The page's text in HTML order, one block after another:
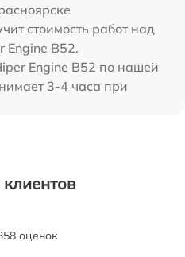
стоимость работ над
Engine B52.
Engine B52 по нашей
3-4 часа при
оценок